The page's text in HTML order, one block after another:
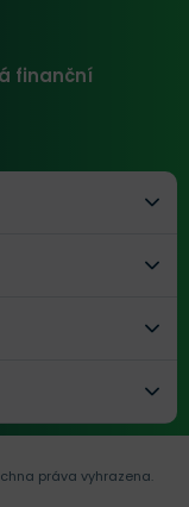
finanční
práva vyhrazena.